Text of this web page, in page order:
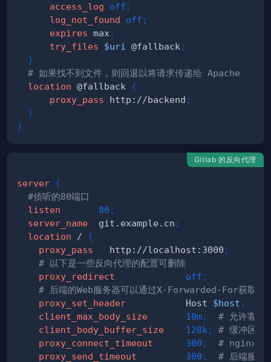
access_log
off ;
log_not_found
off ;
expires max ;
try_files
$uri @fallback ;
}
# 如果找不到文件，则回退以将请求传递给 Apache
location @fallback
{
proxy_pass http://backend ;
}
}
Gitlab 的反向代理
server {
#侦听的80端口
listen
80 ;
server_name
  git.example.cn
;
location /
{
proxy_pass
   http://localhost:3000
;
# 以下是一些反向代理的配置可删除
proxy_redirect
off ;
# 后端的Web服务器可以通过X-Forwarded-For获取用
proxy_set_header
           Host
$host ;
client_max_body_size
10m;
# 允许客户
client_body_buffer_size
128k ;
# 缓冲区代
proxy_connect_timeout
300 ;
# nginx跟
proxy_send_timeout
300 ; # 后端服务